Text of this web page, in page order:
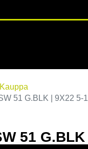
Kauppa
51 G.BLK | 9X22
51